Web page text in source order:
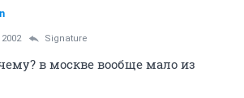
Signature
в москве вообще мало из